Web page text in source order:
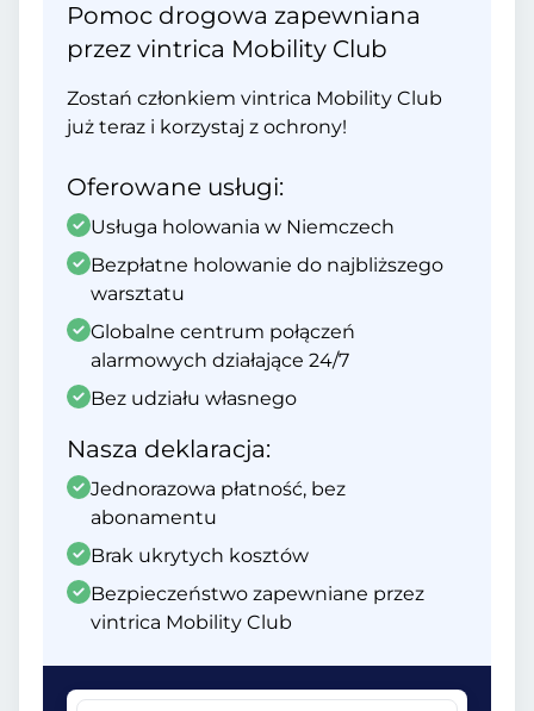
Pomoc drogowa zapewniana
przez vintrica Mobility Club
Zostań członkiem vintrica Mobility Club
już teraz i korzystaj z ochrony!
Oferowane usługi:
Usługa holowania w Niemczech
Bezpłatne holowanie do najbliższego
warsztatu
Globalne centrum połączeń
alarmowych działające 24/7
Bez udziału własnego
Nasza deklaracja:
Jednorazowa płatność, bez
abonamentu
Brak ukrytych kosztów
Bezpieczeństwo zapewniane przez
vintrica Mobility Club